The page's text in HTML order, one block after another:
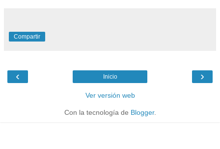
Compartir
‹ ›
Inicio
Ver versión web
Con la tecnología de Blogger.